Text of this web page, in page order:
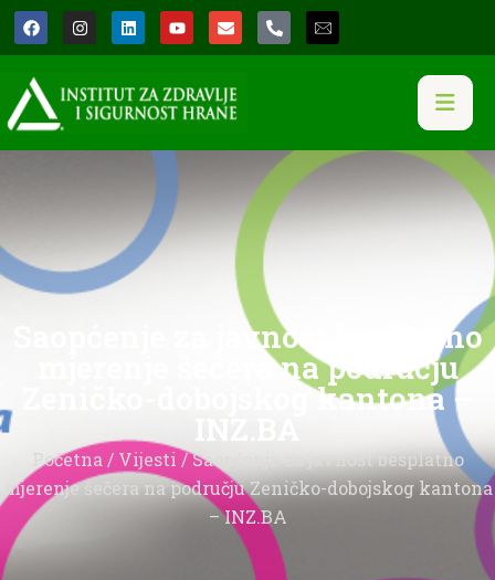
Saopćenje za javnost besplatno
mjerenje šečera na području
Zeničko-dobojskog kantona –
Početna / Vijesti / Saopćenje za javnost besplatno
mjerenje šečera na području Zeničko-dobojskog kantona
– INZ.BA